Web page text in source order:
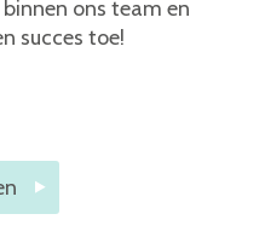
ons team en
succes toe!